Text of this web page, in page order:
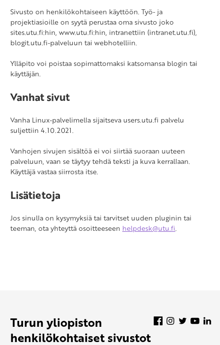
Sivusto on henkilökohtaiseen käyttöön. Työ- ja
projektiasioille on syytä perustaa oma sivusto joko
sites.utu.fi:hin, www.utu.fi:hin, intranettiin (intranet.utu.fi),
blogit.utu.fi-palveluun tai webhotelliin.
Ylläpito voi poistaa sopimattomaksi katsomansa blogin tai
käyttäjän.
Vanhat sivut
Vanha Linux-palvelimella sijaitseva users.utu.fi palvelu
suljettiin 4.10.2021.
Vanhojen sivujen sisältöä ei voi siirtää suoraan uuteen
palveluun, vaan se täytyy tehdä teksti ja kuva kerrallaan.
Käyttäjä vastaa siirrosta itse.
Lisätietoja
Jos sinulla on kysymyksiä tai tarvitset uuden pluginin tai
teeman, ota yhteyttä osoitteeseen helpdesk@utu.fi.
Turun yliopiston
henkilökohtaiset sivustot
Facebook
Instagram
Twitter